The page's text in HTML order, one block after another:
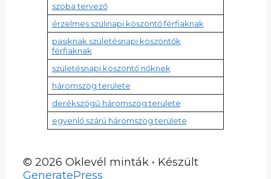
szoba tervező
érzelmes szülinapi köszöntő férfiaknak
pasiknak születésnapi köszöntők
férfiaknak
születésnapi köszöntő nőknek
háromszög területe
derékszögű háromszög területe
egyenlő szárú háromszög területe
© 2026 Oklevél minták • Készült
GeneratePress